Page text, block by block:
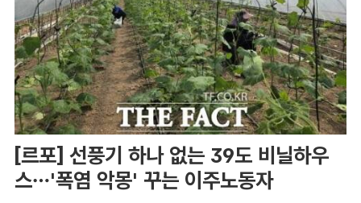
[르포] 선풍기 하나 없는 39도 비닐하우
스…'폭염 악몽' 꾸는 이주노동자